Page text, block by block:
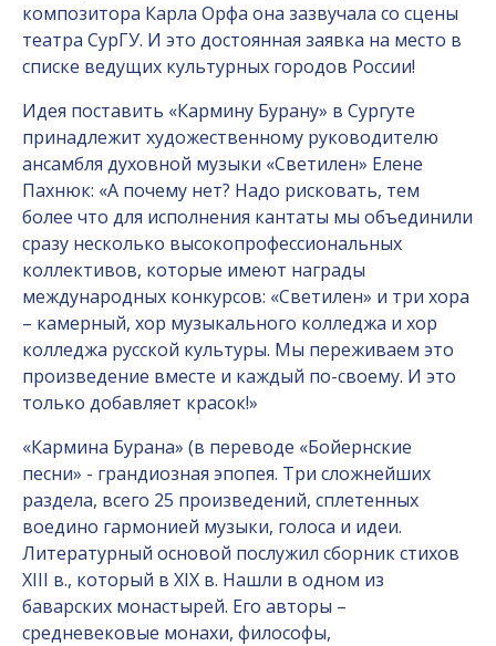
композитора Карла Орфа она зазвучала со сцены
театра СурГУ. И это достоянная заявка на место в
списке ведущих культурных городов России!
Идея поставить «Кармину Бурану» в Сургуте
принадлежит художественному руководителю
ансамбля духовной музыки «Светилен» Елене
Пахнюк: «А почему нет? Надо рисковать, тем
более что для исполнения кантаты мы объединили
сразу несколько высокопрофессиональных
коллективов, которые имеют награды
международных конкурсов: «Светилен» и три хора
– камерный, хор музыкального колледжа и хор
колледжа русской культуры. Мы переживаем это
произведение вместе и каждый по-своему. И это
только добавляет красок!»
«Кармина Бурана» (в переводе «Бойернские
песни» - грандиозная эпопея. Три сложнейших
раздела, всего 25 произведений, сплетенных
воедино гармонией музыки, голоса и идеи.
Литературный основой послужил сборник стихов
XIII в., который в XIX в. Нашли в одном из
баварских монастырей. Его авторы –
средневековые монахи, философы,